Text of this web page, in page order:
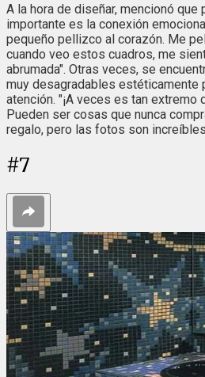
A la hora de diseñar, mencionó que
importante es la conexión
pequeño pellizco al corazón. Me
cuando veo estos cuadros, me
abrumada". Otras veces, se
muy desagradables estéticamente
atención. "¡A veces es tan extremo
Pueden ser cosas que nunca
regalo, pero las fotos son
#7